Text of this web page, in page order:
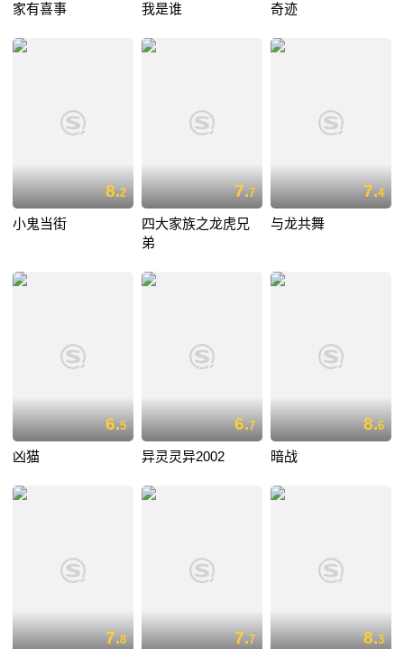
家有喜事 我是谁 奇迹
8.2
小鬼当街
7.7
四大家族之龙虎兄
弟
7.4
与龙共舞
6.5
凶猫
6.7
异灵灵异2002
8.6
暗战
7.8 7.7 8.3